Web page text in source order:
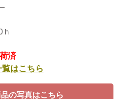
済
覧はこちら
の写真はこちら